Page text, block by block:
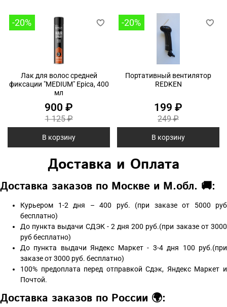
-20%
Лак для волос средней
фиксации "MEDIUM" Epica, 400
мл
900 ₽
1 125 ₽
В корзину
-20%
Портативный вентилятор
REDKEN
199 ₽
249 ₽
В корзину
Доставка и Оплата
Доставка заказов по Москве и М.обл. 🚚:
Курьером 1-2 дня – 400 руб. (при заказе от 5000 руб
бесплатно)
До пункта выдачи СДЭК - 2 дня 200 руб.(при заказе от 3000
руб бесплатно)
До пункта выдачи Яндекс Маркет - 3-4 дня 100 руб.(при
заказе от 3000 руб. бесплатно)
100% предоплата перед отправкой Сдэк, Яндекс Маркет и
Почтой.
Доставка заказов по России 🌍: